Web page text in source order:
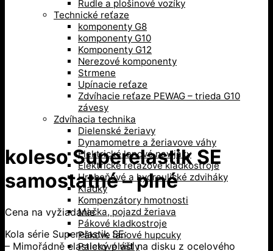
Rudle a plošinové vozíky
Technické reťaze
komponenty G8
komponenty G10
Komponenty G12
Nerezové komponenty
Strmene
Upínacie reťaze
Zdvíhacie reťaze PEWAG – trieda G10
závesy
Zdvíhacia technika
Dielenské žeriavy
Dynamometre a žeriavove váhy
Elektrické lanové navijaky
Elektrické reťazové kladkostroje
Hrebeňové a hydraulické zdviháky
Kladky
Kompenzátory hmotnosti
Mačka, pojazd žeriava
Pákové kladkostroje
Pákove lanové hupcuky
Paletové vidly
koleso Superelastik SE
samostatné – plné
Cena na vyžiadanie
Kola série Superelastik SE:
– Mimořádně elastický plášť na disku z ocelového